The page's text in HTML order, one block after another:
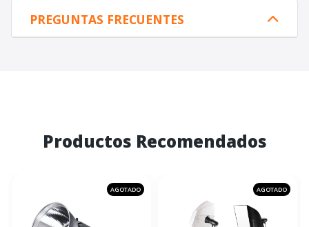
PREGUNTAS FRECUENTES
Productos Recomendados
AGOTADO AGOTADO